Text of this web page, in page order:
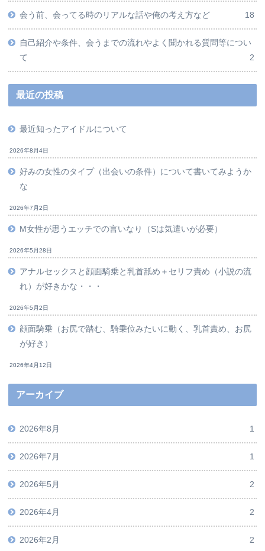
会う前、会ってる時のリアルな話や俺の考え方など 18
自己紹介や条件、会うまでの流れやよく聞かれる質問等につい
て
2
最近の投稿
最近知ったアイドルについて
2026年8月4日
好みの女性のタイプ（出会いの条件）について書いてみようか
な
2026年7月2日
M女性が思うエッチでの言いなり（Sは気遣いが必要）
2026年5月28日
アナルセックスと顔面騎乗と乳首舐め＋セリフ責め（小説の流
れ）が好きかな・・・
2026年5月2日
顔面騎乗（お尻で踏む、騎乗位みたいに動く、乳首責め、お尻
が好き）
2026年4月12日
アーカイブ
2026年8月 1
2026年7月 1
2026年5月 2
2026年4月 2
2026年2月 2